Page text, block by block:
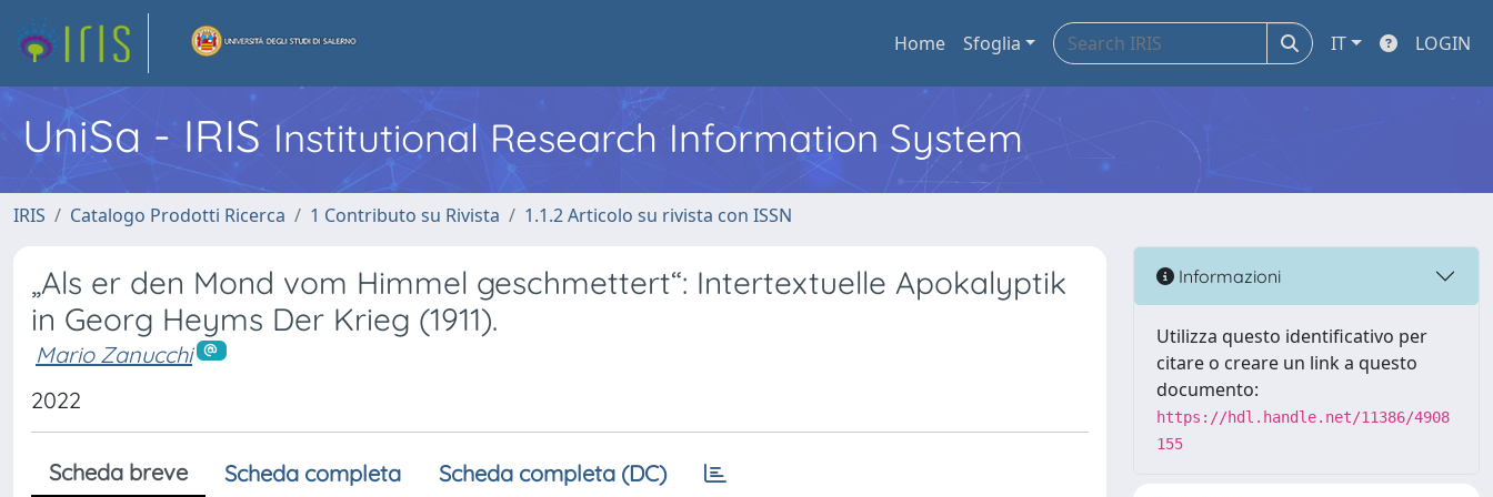
Home Sfoglia IT LOGIN
UniSa - IRIS Institutional Research Information System
IRIS Catalogo Prodotti Ricerca 1 Contributo su Rivista 1.1.2 Articolo su rivista con ISSN
„Als er den Mond vom Himmel geschmettert“: Intertextuelle Apokalyptik
in Georg Heyms Der Krieg (1911).
Mario Zanucchi
2022
Scheda breve Scheda completa Scheda completa (DC)
Informazioni
Utilizza questo identificativo per
citare o creare un link a questo
documento:
https://hdl.handle.net/11386/4908
155